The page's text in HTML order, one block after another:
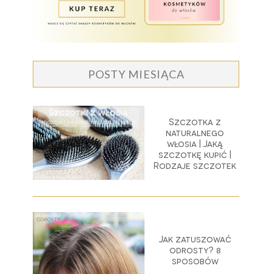
POSTY MIESIĄCA
Szczotka z
naturalnego
włosia | Jaką
szczotkę kupić |
Rodzaje szczotek
Jak zatuszować
odrosty? 8
sposobów